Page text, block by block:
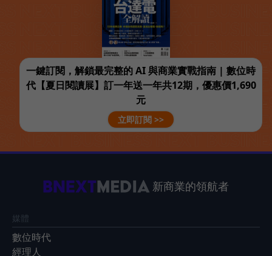
一鍵訂閱，解鎖最完整的 AI 與商業實戰指南 | 數位時
代【夏日閱讀展】訂一年送一年共12期，優惠價1,690
元
立即訂閱 >>
新商業的領航者
媒體
數位時代
經理人